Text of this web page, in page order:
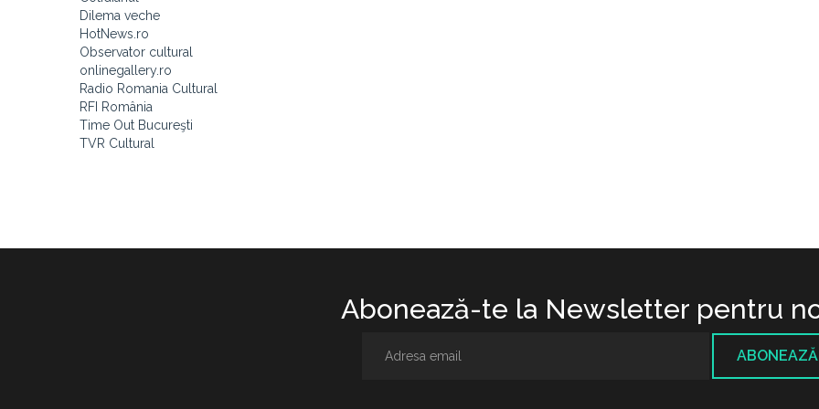
Dilema veche
HotNews.ro
Observator cultural
onlinegallery.ro
Radio Romania Cultural
RFI România
Time Out Bucureşti
TVR Cultural
Abonează-te la Newsletter pentru